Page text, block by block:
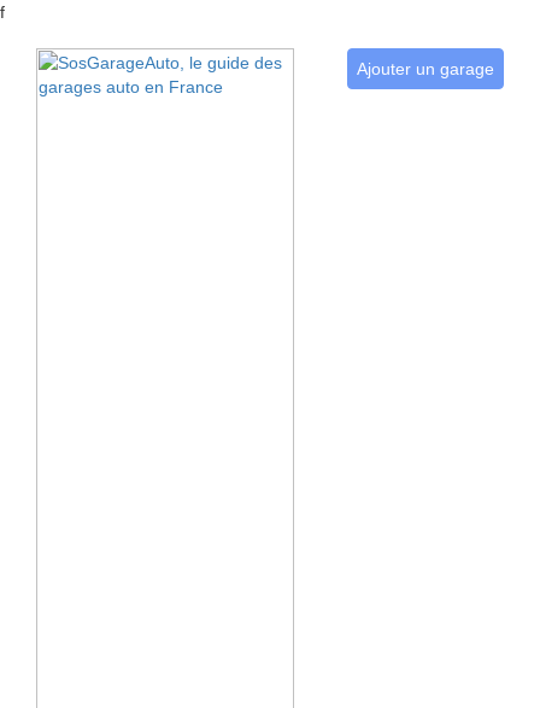
f
Ajouter un garage